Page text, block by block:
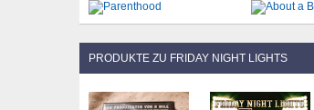
PRODUKTE ZU FRIDAY NIGHT LIGHTS